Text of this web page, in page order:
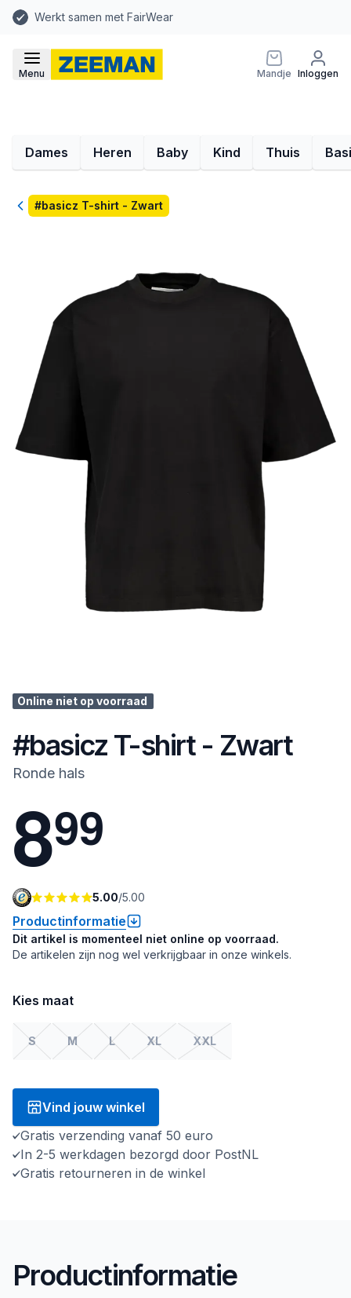
Werkt samen met FairWear
Menu Mandje Inloggen
Dames Heren Baby Kind Thuis
Terug#basicz T-shirt - Zwart
Online niet op voorraad
#basicz T-shirt - Zwart
Ronde hals
899
5.00/5.00
Productinformatie
Dit artikel is momenteel niet online op voorraad.
De artikelen zijn nog wel verkrijgbaar in onze winkels.
Kies maat
S M L XL XXL
Vind jouw winkel
Gratis verzending vanaf 50 euro
In 2-5 werkdagen bezorgd door PostNL
Gratis retourneren in de winkel
Productinformatie